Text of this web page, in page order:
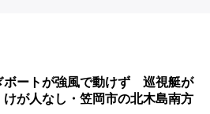
ボートが強風で動けず 巡視艇が
が人なし・笠岡市の北木島南方